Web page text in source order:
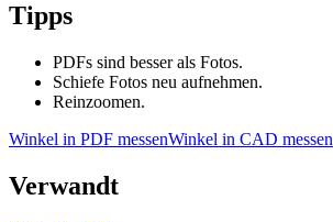
Tipps
PDFs sind besser als Fotos.
Schiefe Fotos neu aufnehmen.
Reinzoomen.
Winkel in PDF messenWinkel in CAD messen
Verwandt